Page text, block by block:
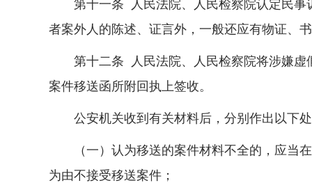
第十一条 人民法院、人民检察院认定民事
者案外人的陈述、证言外，一般还应有物证、
第十二条 人民法院、人民检察院将涉嫌虚
案件移送函所附回执上签收。
公安机关收到有关材料后，分别作出以下
（一）认为移送的案件材料不全的，应当在
为由不接受移送案件；